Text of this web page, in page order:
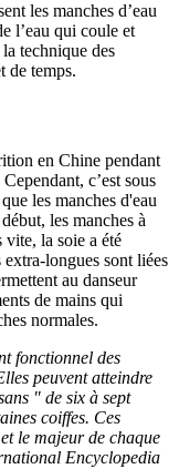
les manches d’eau
l’eau qui coule et
technique des
de temps.
en Chine pendant
c’est sous
les manches d'eau
les manches à
vite, la soie a été
longues sont liées
au danseur
de mains qui
normales.
fonctionnel des
peuvent atteindre
" de six à sept
coiffes. Ces
le majeur de chaque
Encyclopedia